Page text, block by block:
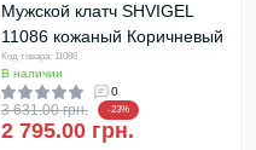
Мужской клатч SHVIGEL
11086 кожаный Коричневый
Код товара: 11086
В наличии
0
3 631.00 грн. -23%
2 795.00 грн.